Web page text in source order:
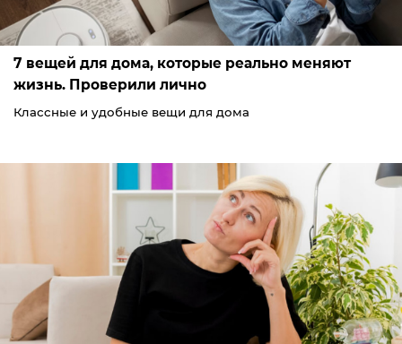
7 вещей для дома, которые реально меняют
жизнь. Проверили лично
Классные и удобные вещи для дома